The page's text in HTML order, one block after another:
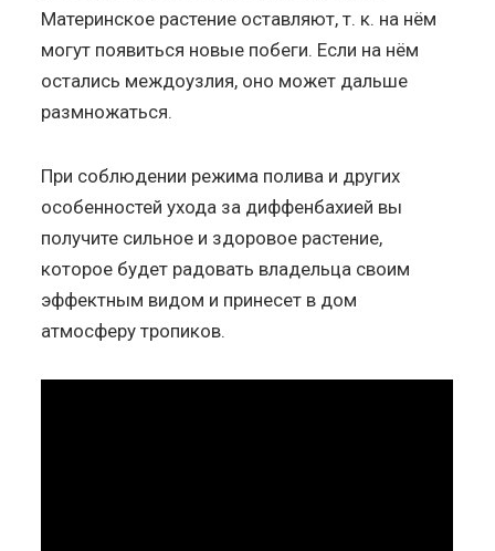
Материнское растение оставляют, т. к. на нём
могут появиться новые побеги. Если на нём
остались междоузлия, оно может дальше
размножаться.
При соблюдении режима полива и других
особенностей ухода за диффенбахией вы
получите сильное и здоровое растение,
которое будет радовать владельца своим
эффектным видом и принесет в дом
атмосферу тропиков.